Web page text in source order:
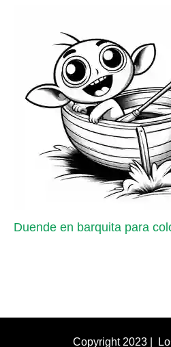
Duende en barquita para
Copyright 2023 |